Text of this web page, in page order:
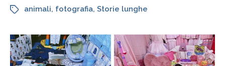
animali, fotografia, Storie lunghe